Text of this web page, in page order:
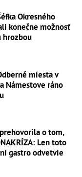
Okresného
konečne možnosť
hrozbou
miesta v
Námestove ráno
o tom,
Len toto
gastro odvetvie